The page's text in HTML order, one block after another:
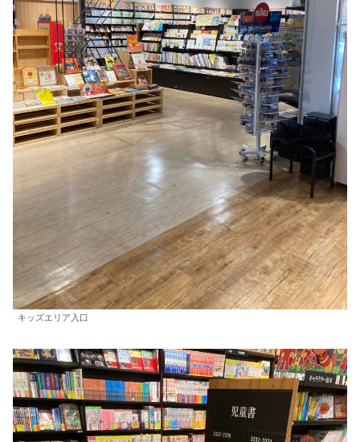
キッズエリア入口